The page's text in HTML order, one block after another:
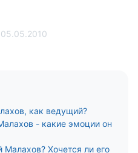
05.05.2010
как ведущий?
- какие эмоции он
Хочется ли его